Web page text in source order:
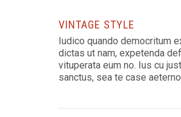
VINTAGE STYLE
Iudico quando democritum
dictas ut nam, expetenda
vituperata eum no. Ius cu
sanctus, sea te case